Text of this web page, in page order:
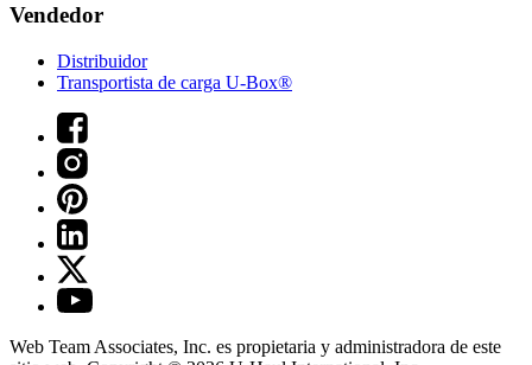
Vendedor
Distribuidor
Transportista de carga U-Box®
Web Team Associates, Inc. es propietaria y administradora de este